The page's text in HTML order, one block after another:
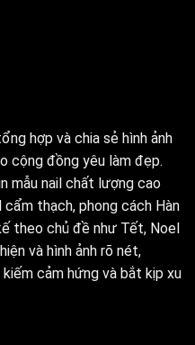
hợp và chia sẻ hình ảnh
cộng đồng yêu làm đẹp.
mẫu nail chất lượng cao
cẩm thạch, phong cách Hàn
theo chủ đề như Tết, Noel
và hình ảnh rõ nét,
cảm hứng và bắt kịp xu